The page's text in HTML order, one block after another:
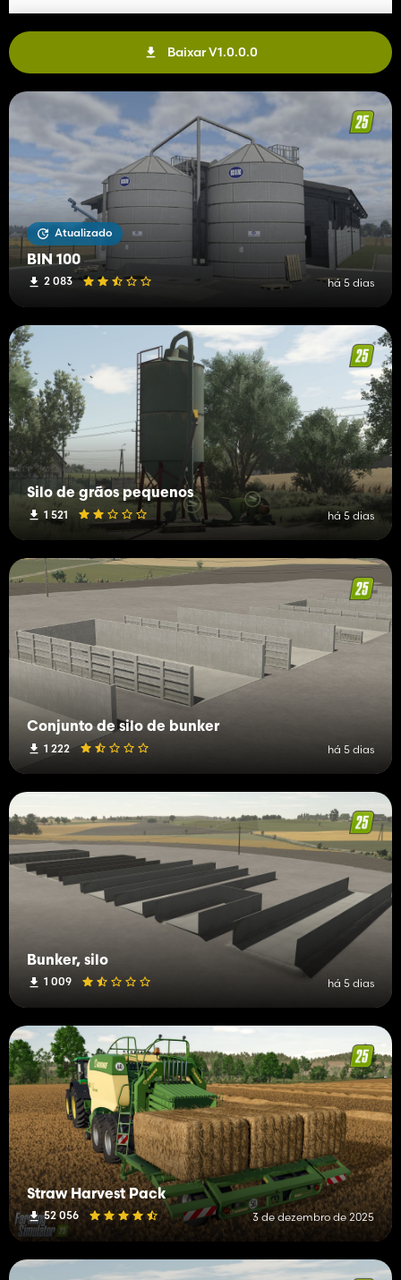
Baixar V1.0.0.0
Atualizado
BIN 100
2 083 há 5 dias
Silo de grãos pequenos
1 521 há 5 dias
Conjunto de silo de bunker
1 222 há 5 dias
Bunker, silo
1 009 há 5 dias
Straw Harvest Pack
52 056 3 de dezembro de 2025